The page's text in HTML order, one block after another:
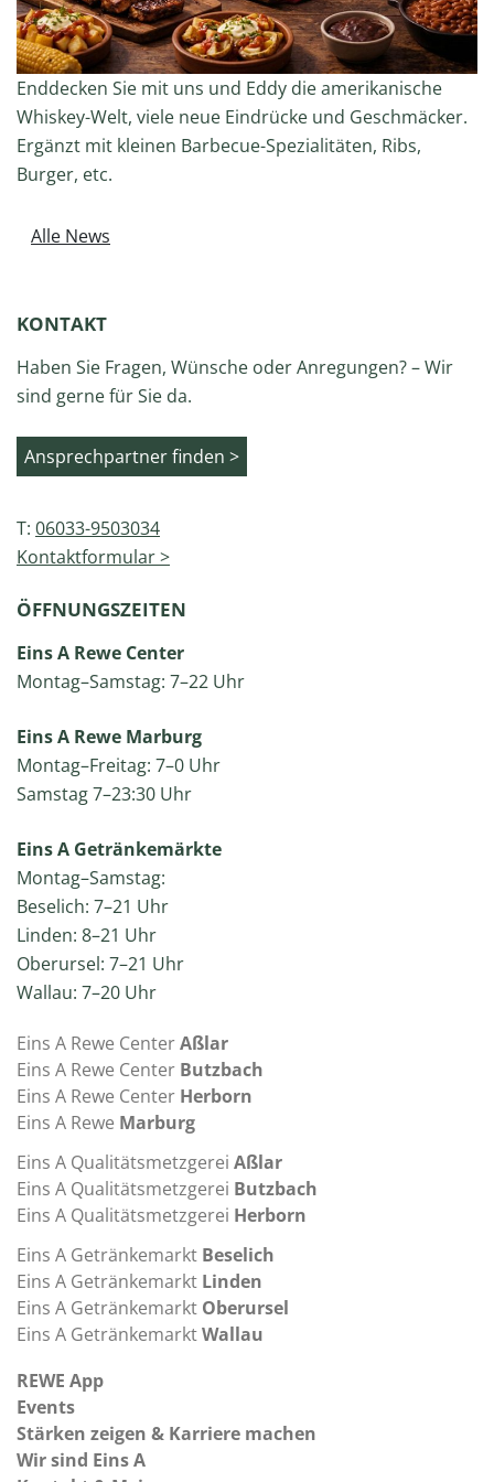
Enddecken Sie mit uns und Eddy die amerikanische
Whiskey-Welt, viele neue Eindrücke und Geschmäcker.
Ergänzt mit kleinen Barbecue-Spezialitäten, Ribs,
Burger, etc.
Alle News
KONTAKT
Haben Sie Fragen, Wünsche oder Anregungen? – Wir
sind gerne für Sie da.
Ansprechpartner finden >
T: 06033-9503034
Kontaktformular >
ÖFFNUNGSZEITEN
Eins A Rewe Center
Montag–Samstag: 7–22 Uhr
Eins A Rewe Marburg
Montag–Freitag: 7–0 Uhr
Samstag 7–23:30 Uhr
Eins A Getränkemärkte
Montag–Samstag:
Beselich: 7–21 Uhr
Linden: 8–21 Uhr
Oberursel: 7–21 Uhr
Wallau: 7–20 Uhr
Eins A Rewe CenterAßlar
Eins A Rewe Center Butzbach
Eins A Rewe Center Herborn
Eins A Rewe Marburg
Eins A Qualitätsmetzgerei Aßlar
Eins A Qualitätsmetzgerei Butzbach
Eins A Qualitätsmetzgerei Herborn
Eins A Getränkemarkt Beselich
Eins A Getränkemarkt Linden
Eins A Getränkemarkt Oberursel
Eins A GetränkemarktWallau
REWE App
Events
Stärken zeigen & Karriere machen
Wir sind Eins A